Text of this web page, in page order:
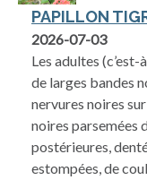
PAPILLON
2026-07-03
Les adultes
de larges bandes
nervures noires
noires parsemées
postérieures,
estompées, de